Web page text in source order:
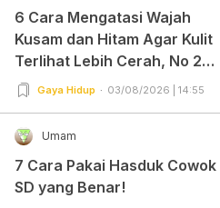
6 Cara Mengatasi Wajah
Kusam dan Hitam Agar Kulit
Terlihat Lebih Cerah, No 2
Gampang Banget dan Mudah
Gaya Hidup 03/08/2026 | 14:55
Umam
7 Cara Pakai Hasduk Cowok
SD yang Benar!